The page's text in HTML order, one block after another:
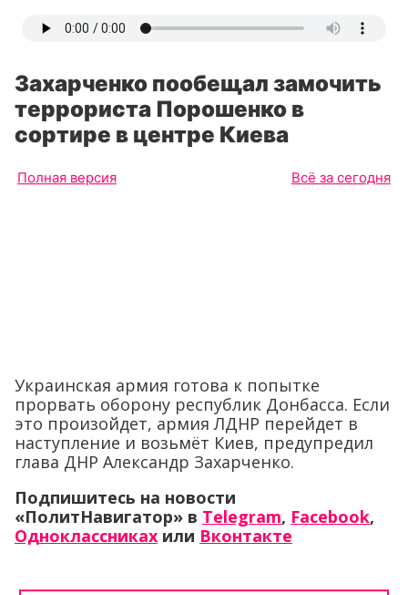
Захарченко пообещал замочить
террориста Порошенко в
сортире в центре Киева
Полная версия Всё за сегодня
Украинская армия готова к попытке
прорвать оборону республик Донбасса. Если
это произойдет, армия ЛДНР перейдет в
наступление и возьмёт Киев, предупредил
глава ДНР Александр Захарченко.
Подпишитесь на новости
«ПолитНавигатор» в Telegram, Facebook,
Одноклассниках или Вконтакте